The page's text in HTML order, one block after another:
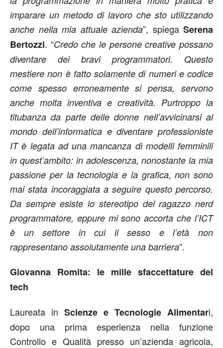
imparare un metodo di lavoro che sto utilizzando
anche nella mia attuale azienda”, spiega Serena
Bertozzi. “Credo che le persone creative possano
diventare dei bravi programmatori. Questo
mestiere non è fatto solamente di numeri e codice
come spesso erroneamente si pensa, servono
anche molta inventiva e creatività. Purtroppo la
titubanza da parte delle donne nell’avvicinarsi al
mondo dell’informatica e diventare professioniste
IT è legata ad una mancanza di modelli femminili
in quest’ambito: in adolescenza, nonostante la mia
passione per la tecnologia e la grafica, non sono
mai stata incoraggiata a seguire questo percorso.
Da sempre esiste lo stereotipo del ragazzo nerd
programmatore, eppure mi sono accorta che l’ICT
è un settore in cui il sesso e l’età non
rappresentano assolutamente una barriera”.
Giovanna Romita: le mille sfaccettature del
tech
Laureata in Scienze e Tecnologie Alimentari,
dopo una prima esperienza nella funzione
Controllo e Qualità presso un’azienda agricola,